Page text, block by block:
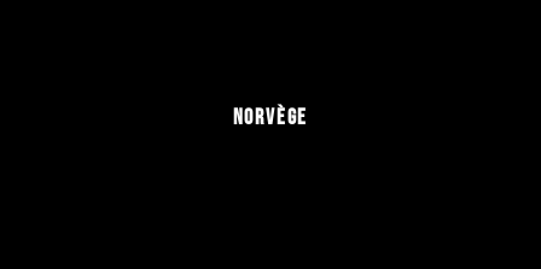
NORVÈGE